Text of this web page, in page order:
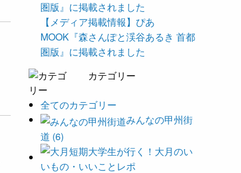
【メディア掲載情報】ぴあ
MOOK『森さんぽと渓谷あるき 首都
圏版』に掲載されました
カテゴリー
全てのカテゴリー
みんなの甲州街
道 (6)